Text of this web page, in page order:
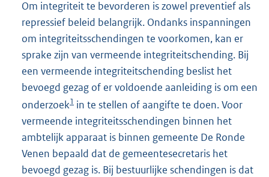
Om integriteit te bevorderen is zowel preventief als
repressief beleid belangrijk. Ondanks inspanningen
om integriteitsschendingen te voorkomen, kan er
sprake zijn van vermeende integriteitschending. Bij
een vermeende integriteitschending beslist het
bevoegd gezag of er voldoende aanleiding is om een
onderzoek1 in te stellen of aangifte te doen. Voor
vermeende integriteitsschendingen binnen het
ambtelijk apparaat is binnen gemeente De Ronde
Venen bepaald dat de gemeentesecretaris het
bevoegd gezag is. Bij bestuurlijke schendingen is dat